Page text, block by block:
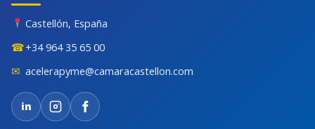
Castellón, España
☎+34 964 35 65 00
✉ acelerapyme@camaracastellon.com
in